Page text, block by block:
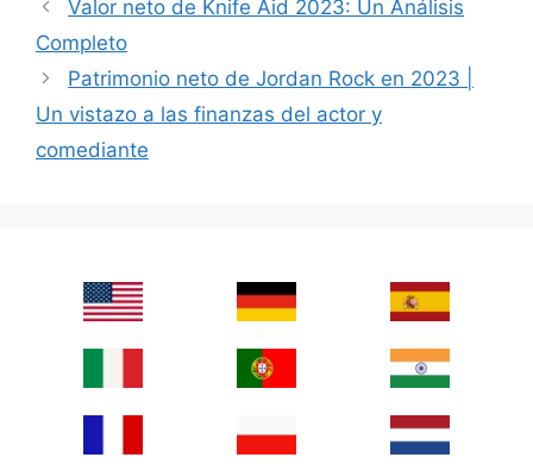
Valor neto de Knife Aid 2023: Un Análisis
Completo
Patrimonio neto de Jordan Rock en 2023 |
Un vistazo a las finanzas del actor y
comediante